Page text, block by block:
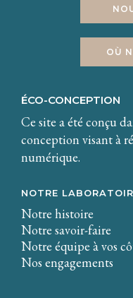
OÙ
ÉCO-CONCEPTION
Ce site a été conçu
conception visant à
numérique.
NOTRE
Notre histoire
Notre savoir-faire
Notre équipe à vos
Nos engagements